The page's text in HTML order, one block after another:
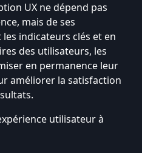
UX ne dépend pas
mais de ses
indicateurs clés et en
des utilisateurs, les
en permanence leur
améliorer la satisfaction
utilisateur à